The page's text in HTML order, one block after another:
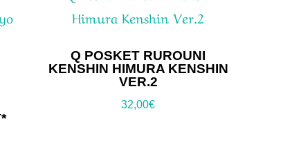
Q POSKET RUROUNI
KENSHIN HIMURA KENSHIN
VER.2
32,00€